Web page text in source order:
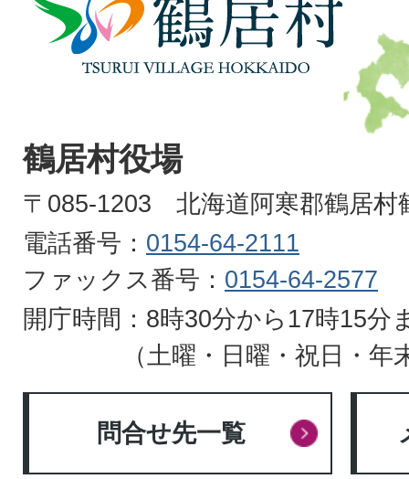
VILLAGE
HOKKAIDO
鶴居村役場
〒085-1203 北海道阿寒郡鶴居村
電話番号： 0154-64-2111
ファックス番号： 0154-64-2577
開庁時間：8時30分から17時15分
（土曜・日曜・祝日・年
問合せ先一覧